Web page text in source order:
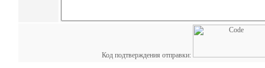
Код подтверждения отправки: